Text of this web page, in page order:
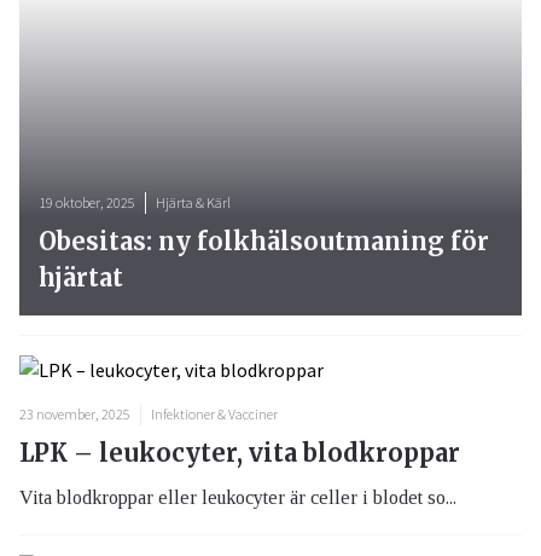
23 november, 2025 Infektioner & Vacciner
LPK – leukocyter, vita blodkroppar
Vita blodkroppar eller leukocyter är celler i blodet so...
19 oktober, 2025 Hjärta & Kärl
Obesitas: ny folkhälsoutmaning för
hjärtat